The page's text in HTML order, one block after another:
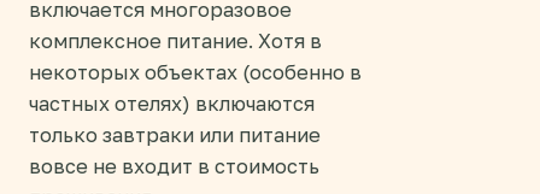
включается многоразовое
комплексное питание. Хотя в
некоторых объектах (особенно в
частных отелях) включаются
только завтраки или питание
вовсе не входит в стоимость